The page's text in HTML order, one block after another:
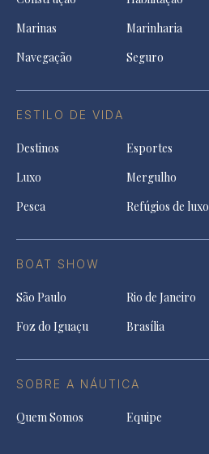
Marinas
Marinharia
Navegação
Seguro
ESTILO DE VIDA
Destinos Esportes
Luxo
Mergulho
Pesca
Refúgios de luxo
BOAT SHOW
São Paulo Rio de Janeiro
Foz do Iguaçu
Brasília
SOBRE A NÁUTICA
Quem Somos Equipe